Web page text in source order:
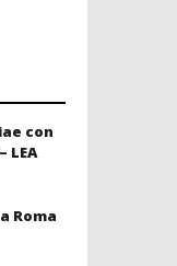
con
LEA
Roma